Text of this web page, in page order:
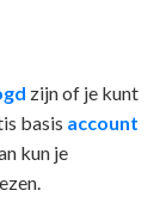
zijn of je kunt
basis account
kun je